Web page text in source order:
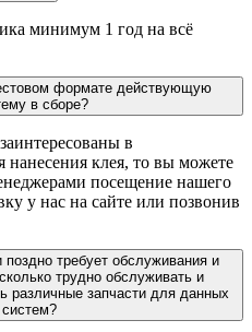
минимум 1 год на всё
формате действующую
в сборе?
в
нанесения клея, то вы можете
посещение нашего
у нас на сайте или позвонив
требует обслуживания и
трудно обслуживать и
различные запчасти для данных
систем?